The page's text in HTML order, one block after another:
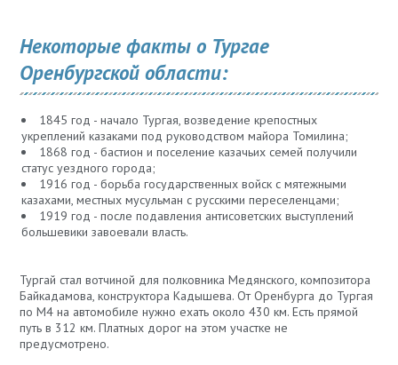
Некоторые факты о Тургае
Оренбургской области:
1845 год - начало Тургая, возведение крепостных
укреплений казаками под руководством майора Томилина;
1868 год - бастион и поселение казачьих семей получили
статус уездного города;
1916 год - борьба государственных войск с мятежными
казахами, местных мусульман с русскими переселенцами;
1919 год - после подавления антисоветских выступлений
большевики завоевали власть.
Тургай стал вотчиной для полковника Медянского, композитора
Байкадамова, конструктора Кадышева. От Оренбурга до Тургая
по М4 на автомобиле нужно ехать около 430 км. Есть прямой
путь в 312 км. Платных дорог на этом участке не
предусмотрено.